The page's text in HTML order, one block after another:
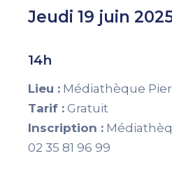
Jeudi 19 juin
14h
Lieu : Médiathèque
Tarif : Gratuit
Inscription :
02 35 81 96 99